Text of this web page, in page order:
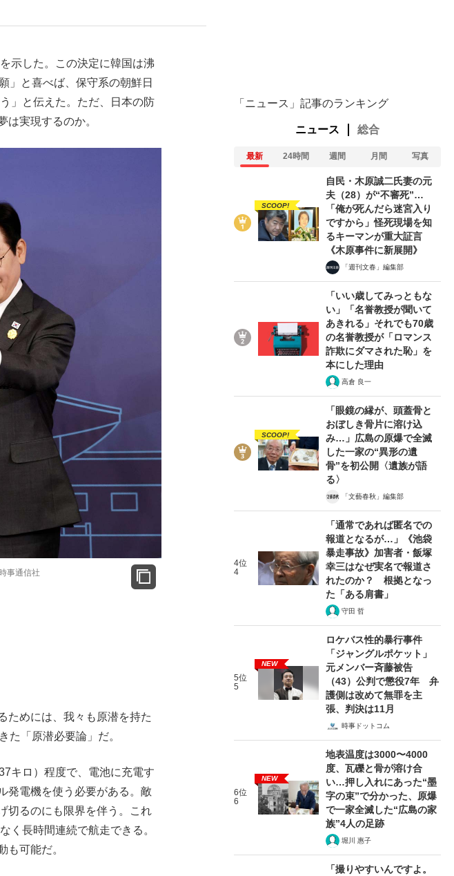
る
る示した。この決定に韓国は沸
」と喜べば、保守系の朝鮮日
」と伝えた。ただ、日本の防
実現するのか。
事通信社
ためには、我々も原潜を持た
た「原潜必要論」だ。
キロ）程度で、電池に充電す
発電機を使う必要がある。敵
切るのにも限界を伴う。これ
く長時間連続で航走できる。
も可能だ。
「ニュース」記事のランキング
ニュース 総合
最新 24時間 週間 月間 写真
SCOOP!
自民・木原誠二氏妻の元
夫（28）が“不審死”…
「俺が死んだら迷宮入り
ですから」怪死現場を知
るキーマンが重大証言
《木原事件に新展開》
「週刊文春」編集部
「いい歳してみっともな
い」「名誉教授が聞いて
あきれる」それでも70歳
の名誉教授が「ロマンス
詐欺にダマされた恥」を
本にした理由
高倉 良一
SCOOP!
「眼鏡の縁が、頭蓋骨と
おぼしき骨片に溶け込
み…」広島の原爆で全滅
した一家の“異形の遺
骨”を初公開〈遺族が語
る〉
「文藝春秋」編集部
4位
4
「通常であれば匿名での
報道となるが…」《池袋
暴走事故》加害者・飯塚
幸三はなぜ実名で報道さ
れたのか？ 根拠となっ
た「ある肩書」
守田 哲
5位
5
NEW
ロケバス性的暴行事件
「ジャングルポケット」
元メンバー斉藤被告
（43）公判で懲役7年 弁
護側は改めて無罪を主
張、判決は11月
時事ドットコム
6位
6
NEW
地表温度は3000〜4000
度、瓦礫と骨が溶け合
い…押し入れにあった“墨
字の束”で分かった、原爆
で一家全滅した“広島の家
族”4人の足跡
堀川 惠子
「撮りやすいんですよ。